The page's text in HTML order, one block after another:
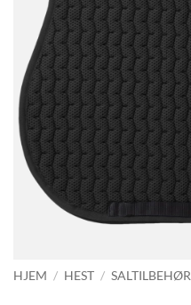
HJEM / HEST / SALTILBEHØR